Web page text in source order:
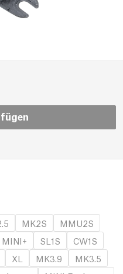
MK2S
MMU2S
MINI+ SL1S
CW1S
XL MK3.9
MK3.5